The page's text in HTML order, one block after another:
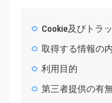
Cookie及びトラ
取得する情報の
利用目的
第三者提供の有